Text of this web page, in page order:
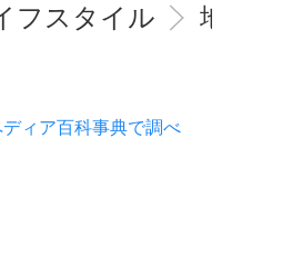
フスタイル 地域情
ィア百科事典で調べ